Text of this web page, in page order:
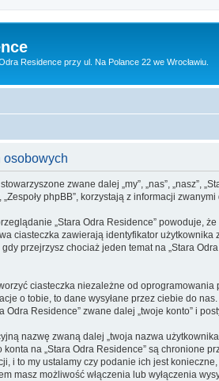
Residence przy ul. Na Polance 22 we Wrocławiu.
osobowych
zwane dalej „my”, „nas”, „nasz”,
„Zespoły phpBB”, korzystają z informacji
„Stara Odra Residence” powoduje,
ciasteczka zawierają identyfikator
przejrzysz chociaż jeden temat na „Stara
ciasteczka niezależne od
o tobie, to dane wysyłane przez ciebie do
Odra Residence” zwane dalej „twoje konto” i
nazwę zwaną dalej „twoja nazwa
na „Stara Odra Residence” są chronione
i to my ustalamy czy podanie ich jest
masz możliwość włączenia lub wyłączenia